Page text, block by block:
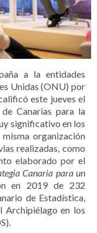
a la entidades
Unidas (ONU) por
este jueves el
Canarias para la
significativo en los
misma organización
realizadas, como
elaborado por el
Canaria para un
en 2019 de 232
de Estadística,
Archipiélago en los